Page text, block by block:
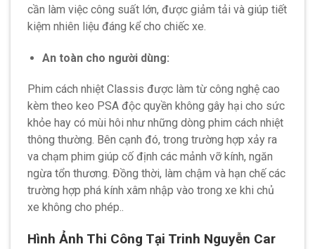
cần làm việc công suất lớn, được giảm tải và giúp tiết
kiệm nhiên liệu đáng kể cho chiếc xe.
An toàn cho người dùng:
Phim cách nhiệt Classis được làm từ công nghệ cao
kèm theo keo PSA độc quyền không gây hại cho sức
khỏe hay có mùi hôi như những dòng phim cách nhiệt
thông thường. Bên cạnh đó, trong trường hợp xảy ra
va chạm phim giúp cố định các mảnh vỡ kính, ngăn
ngừa tổn thương. Đồng thời, làm chậm và hạn chế các
trường hợp phá kính xâm nhập vào trong xe khi chủ
xe không cho phép..
Hình Ảnh Thi Công Tại Trinh Nguyễn Car